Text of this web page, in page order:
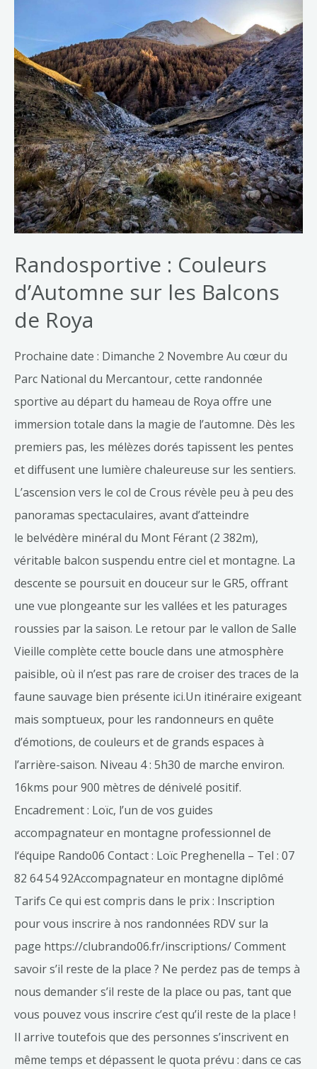
Randosportive : Couleurs
d’Automne sur les Balcons
de Roya
Prochaine date : Dimanche 2 Novembre Au cœur du
Parc National du Mercantour, cette randonnée
sportive au départ du hameau de Roya offre une
immersion totale dans la magie de l’automne. Dès les
premiers pas, les mélèzes dorés tapissent les pentes
et diffusent une lumière chaleureuse sur les sentiers.
L’ascension vers le col de Crous révèle peu à peu des
panoramas spectaculaires, avant d’atteindre
le belvédère minéral du Mont Férant (2 382m),
véritable balcon suspendu entre ciel et montagne. La
descente se poursuit en douceur sur le GR5, offrant
une vue plongeante sur les vallées et les paturages
roussies par la saison. Le retour par le vallon de Salle
Vieille complète cette boucle dans une atmosphère
paisible, où il n’est pas rare de croiser des traces de la
faune sauvage bien présente ici.Un itinéraire exigeant
mais somptueux, pour les randonneurs en quête
d’émotions, de couleurs et de grands espaces à
l’arrière-saison. Niveau 4 : 5h30 de marche environ.
16kms pour 900 mètres de dénivelé positif.
Encadrement : Loïc, l’un de vos guides
accompagnateur en montagne professionnel de
l‘équipe Rando06 Contact : Loïc Preghenella – Tel : 07
82 64 54 92Accompagnateur en montagne diplômé
Tarifs Ce qui est compris dans le prix : Inscription
pour vous inscrire à nos randonnées RDV sur la
page https://clubrando06.fr/inscriptions/ Comment
savoir s’il reste de la place ? Ne perdez pas de temps à
nous demander s’il reste de la place ou pas, tant que
vous pouvez vous inscrire c’est qu’il reste de la place !
Il arrive toutefois que des personnes s’inscrivent en
même temps et dépassent le quota prévu : dans ce cas